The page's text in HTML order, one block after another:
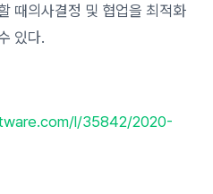
때의사결정 및 협업을 최적화
있다.
l/35842/2020-